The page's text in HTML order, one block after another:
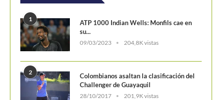
1
ATP 1000 Indian Wells: Monfils cae en
su...
09/03/2023 204,8K vistas
2
Colombianos asaltan la clasificación del
Challenger de Guayaquil
28/10/2017 201,9K vistas